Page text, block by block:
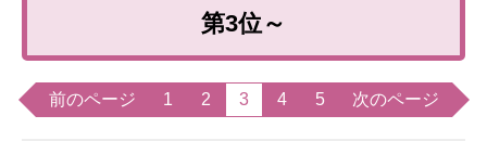
第3位～
前のページ 1 2 3 4 5 次のページ